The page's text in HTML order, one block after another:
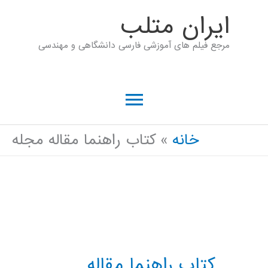
ايران متلب
مرجع فیلم های آموزشی فارسی دانشگاهی و مهندسی
فهرست
اصلی
خانه کتاب راهنما مقاله مجله